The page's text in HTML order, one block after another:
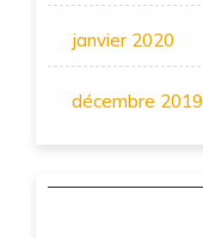
janvier 2020
décembre 2019